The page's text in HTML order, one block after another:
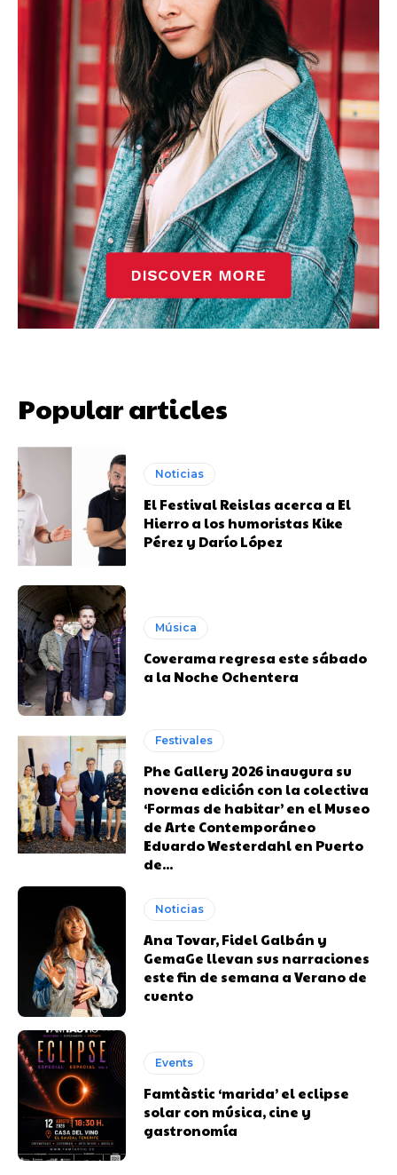
Popular articles
Noticias
El Festival Reislas acerca a El
Hierro a los humoristas Kike
Pérez y Darío López
Música
Coverama regresa este sábado
a la Noche Ochentera
Festivales
Phe Gallery 2026 inaugura su
novena edición con la colectiva
‘Formas de habitar’ en el Museo
de Arte Contemporáneo
Eduardo Westerdahl en Puerto
de...
Noticias
Ana Tovar, Fidel Galbán y
GemaGe llevan sus narraciones
este fin de semana a Verano de
cuento
Events
Famtàstic ‘marida’ el eclipse
solar con música, cine y
gastronomía